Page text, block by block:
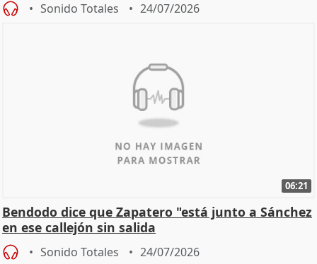
Sonido Totales 24/07/2026
06:21
Bendodo dice que Zapatero "está junto a Sánchez
en ese callejón sin salida
Sonido Totales 24/07/2026